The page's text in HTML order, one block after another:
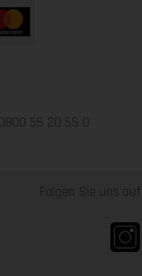
55 20 55 0
Folgen Sie uns